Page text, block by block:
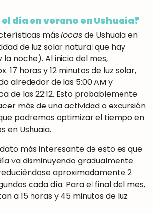
día en verano en Ushuaia?
más locasde Ushuaia en
de luz solar natural que hay
noche). Al inicio del mes,
17 horas y 12 minutos de luz solar,
alrededor de las 5:00 AM y
de las 22:12. Esto probablemente
más de una actividad o excursión
podremos optimizar el tiempo en
en Ushuaia.
más interesante de esto es que
va disminuyendo gradualmente
aproximadamente 2
cada día. Para el final del mes,
a 15 horas y 45 minutos de luz